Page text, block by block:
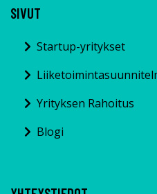
SIVUT
Startup-yritykset
Yrityksen Rahoitus
Blogi